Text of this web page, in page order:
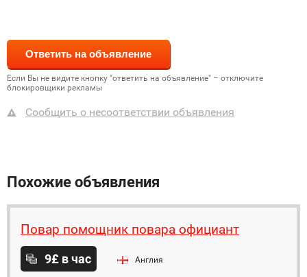
Если Вы не видите кнопку "ответить на объявление" – отключите
блокировщики рекламы
Сообщить о несоответствии объявления
Похожие объявления
Повар помощник повара официант
9£ в час Англия